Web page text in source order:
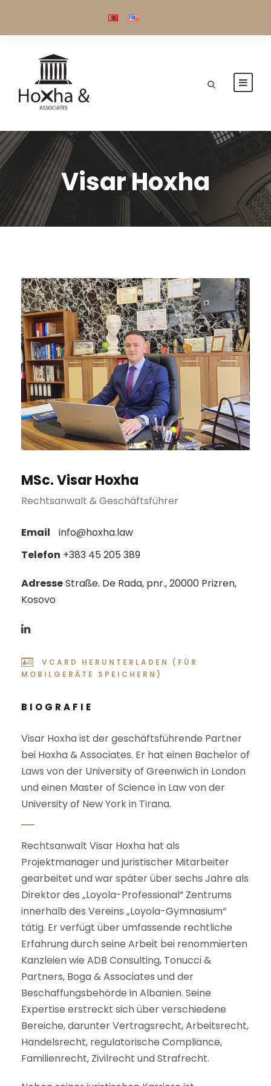
Visar Hoxha
MSc. Visar Hoxha
Rechtsanwalt & Geschäftsführer
Email
info@hoxha.law
Telefon +383 45 205 389
AdresseStraße. De Rada, pnr., 20000 Prizren,
Kosovo
VCARD HERUNTERLADEN (FÜR
MOBILGERÄTE SPEICHERN)
BIOGRAFIE
Visar Hoxha ist der geschäftsführende Partner
bei Hoxha & Associates. Er hat einen Bachelor of
Laws von der University of Greenwich in London
und einen Master of Science in Law von der
University of New York in Tirana.
Rechtsanwalt Visar Hoxha hat als
Projektmanager und juristischer Mitarbeiter
gearbeitet und war später über sechs Jahre als
Direktor des „Loyola-Professional“ Zentrums
innerhalb des Vereins „Loyola-Gymnasium“
tätig. Er verfügt über umfassende rechtliche
Erfahrung durch seine Arbeit bei renommierten
Kanzleien wie ADB Consulting, Tonucci &
Partners, Boga & Associates und der
Beschaffungsbehörde in Albanien. Seine
Expertise erstreckt sich über verschiedene
Bereiche, darunter Vertragsrecht, Arbeitsrecht,
Handelsrecht, regulatorische Compliance,
Familienrecht, Zivilrecht und Strafrecht.